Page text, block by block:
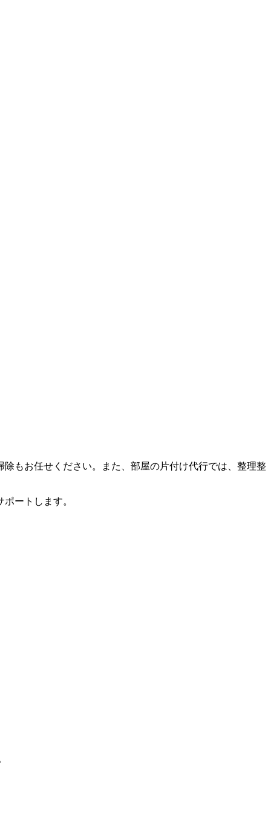
もお任せください。また、部屋の片付け代行では、整理整
ートします。